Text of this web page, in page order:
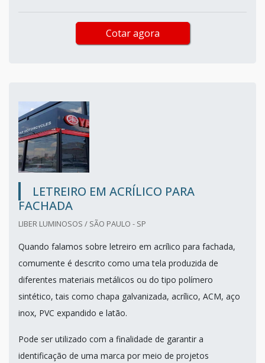
Cotar agora
LETREIRO EM ACRÍLICO PARA
FACHADA
LIBER LUMINOSOS / SÃO PAULO - SP
Quando falamos sobre letreiro em acrílico para fachada,
comumente é descrito como uma tela produzida de
diferentes materiais metálicos ou do tipo polímero
sintético, tais como chapa galvanizada, acrílico, ACM, aço
inox, PVC expandido e latão.
Pode ser utilizado com a finalidade de garantir a
identificação de uma marca por meio de projetos